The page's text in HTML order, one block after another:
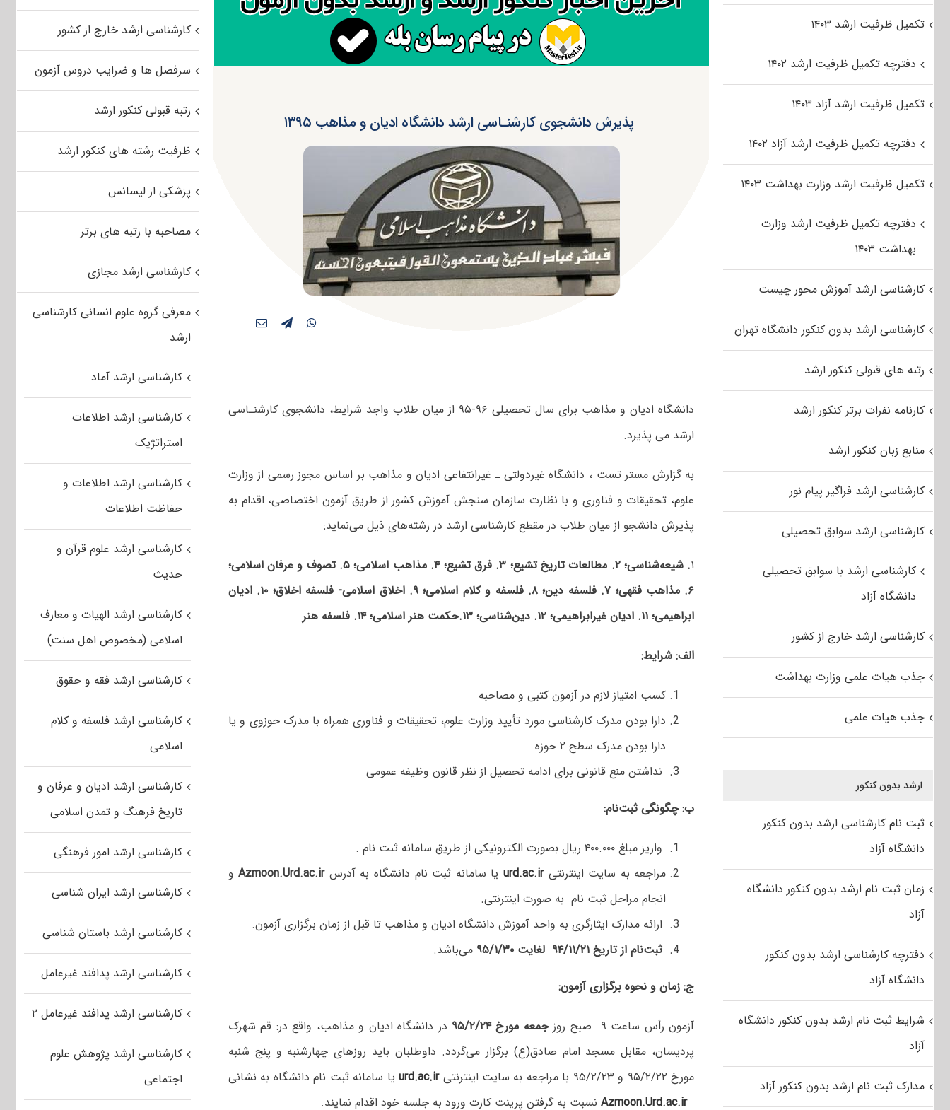
پذیرش دانشجوی کارشنـاسی ارشد دانشگاه ادیان و مذاهب ۱۳۹۵
دانشگاه ادیان و مذاهب برای سال تحصیلی ۹۶-۹۵ از میان طلاب واجد شرایط، دانشجوی کارشنـاسی
ارشد می پذیرد.
به گزارش مستر تست ، دانشگاه غیردولتی ـ غیرانتفاعی ادیان و مذاهب بر اساس مجوز رسمی از وزارت
علوم، تحقیقات و فناوری و با نظارت سازمان سنجش آموزش کشور از طریق آزمون اختصاصی، اقدام به
پذیرش دانشجو از میان طلاب در مقطع کارشناسی ارشد در رشته‌های ذیل می‌نماید:
۱
. شیعه‌شناسی؛ ۲. مطالعات تاریخ تشیع؛ ۳. فرق تشیع؛ ۴. مذاهب اسلامی؛ ۵. تصوف و عرفان اسلامی؛
۶.
مذاهب فقهی؛ ۷. فلسفه دین؛ ۸. فلسفه و کلام اسلامی؛ ۹. اخلاق اسلامی- فلسفه اخلاق؛ ۱۰. ادیان
ابراهیمی؛ ۱۱. ادیان غیرابراهیمی؛ ۱۲. دین‌شناسی؛ ۱۳.حکمت هنر اسلامی؛ ۱۴. فلسفه هنر
الف: شرایط:
کسب امتیاز لازم در آزمون کتبی و مصاحبه
دارا بودن مدرک کارشناسی مورد تأیید وزارت علوم، تحقیقات و فناوری همراه با مدرک حوزوی و یا
دارا بودن مدرک سطح ۲ حوزه
نداشتن منع قانونی برای ادامه تحصیل از نظر قانون وظیفه عمومی
ب: چگونگی ثبت‌نام:
واریز مبلغ ۴۰۰.۰۰۰ ریال بصورت الکترونیکی از طریق سامانه ثبت نام .
مراجعه به سایت اینترنتیurd.ac.ir یا سامانه ثبت نام دانشگاه به آدرسAzmoon.Urd.ac.irو
انجام مراحل ثبت نام به صورت اینترنتی.
ارائه مدارک ایثارگری به واحد آموزش دانشگاه ادیان و مذاهب تا قبل از زمان برگزاری آزمون.
ثبت‌نام از تاریخ ۹۴/۱۱/۲۱ لغایت ۹۵/۱/۳۰
می‌باشد.
ج: زمان و نحوه برگزاری آزمون:
آزمون رأس ساعت ۹ صبح روز جمعه مورخ ۹۵/۲/۲۴
در دانشگاه ادیان و مذاهب، واقع در: قم شهرک
پردیسان، مقابل مسجد امام صادق(ع) برگزار می‌گردد. داوطلبان باید روزهای چهارشنبه و پنج شنبه
مورخ ۹۵/۲/۲۲ و ۹۵/۲/۲۳ با مراجعه به سایت اینترنتی
urd.ac.irیا سامانه ثبت نام دانشگاه به نشانی
Azmoon.Urd.ac.irنسبت به گرفتن پرینت کارت ورود به جلسه خود اقدام نمایند.
کارشناسی ارشد خارج از کشور
سرفصل ها و ضرایب دروس آزمون
رتبه قبولی کنکور ارشد
ظرفیت رشته های کنکور ارشد
پزشکی از لیسانس
مصاحبه با رتبه های برتر
کارشناسی ارشد مجازی
معرفی گروه علوم انسانی کارشناسی
ارشد
کارشناسی ارشد آماد
کارشناسی ارشد اطلاعات
استراتژیک
کارشناسی ارشد اطلاعات و
حفاظت اطلاعات
کارشناسی ارشد علوم قرآن و
حدیث
کارشناسی ارشد الهیات و معارف
اسلامی (مخصوص اهل سنت)
کارشناسی ارشد فقه و حقوق
کارشناسی ارشد فلسفه و کلام
اسلامی
کارشناسی ارشد ادیان و عرفان و
تاریخ فرهنگ و تمدن اسلامی
کارشناسی ارشد امور فرهنگی
کارشناسی ارشد ایران شناسی
کارشناسی ارشد باستان شناسی
کارشناسی ارشد پدافند غیرعامل
کارشناسی ارشد پدافند غیرعامل ۲
کارشناسی ارشد پژوهش علوم
اجتماعی
تکمیل ظرفیت ارشد ۱۴۰۳
دفترچه تکمیل ظرفیت ارشد ۱۴۰۲
تکمیل ظرفیت ارشد آزاد ۱۴۰۳
دفترچه تکمیل ظرفیت ارشد آزاد ۱۴۰۲
تکمیل ظرفیت ارشد وزارت بهداشت ۱۴۰۳
دفترچه تکمیل ظرفیت ارشد وزارت
بهداشت ۱۴۰۳
کارشناسی ارشد آموزش محور چیست
کارشناسی ارشد بدون کنکور دانشگاه تهران
رتبه های قبولی کنکور ارشد
کارنامه نفرات برتر کنکور ارشد
منابع زبان کنکور ارشد
کارشناسی ارشد فراگیر پیام نور
کارشناسی ارشد سوابق تحصیلی
کارشناسی ارشد با سوابق تحصیلی
دانشگاه آزاد
کارشناسی ارشد خارج از کشور
جذب هیات علمی وزارت بهداشت
جذب هیات علمی
ارشد بدون کنکور
ثبت نام کارشناسی ارشد بدون کنکور
دانشگاه آزاد
زمان ثبت نام ارشد بدون کنکور دانشگاه
آزاد
دفترچه کارشناسی ارشد بدون کنکور
دانشگاه آزاد
شرایط ثبت نام ارشد بدون کنکور دانشگاه
آزاد
مدارک ثبت نام ارشد بدون کنکور آزاد